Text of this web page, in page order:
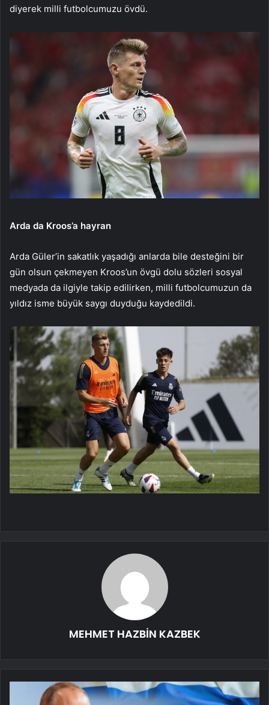
diyerek milli futbolcumuzu övdü.
Arda da Kroos’a hayran
Arda Güler’in sakatlık yaşadığı anlarda bile desteğini bir
gün olsun çekmeyen Kroos’un övgü dolu sözleri sosyal
medyada da ilgiyle takip edilirken, milli futbolcumuzun da
yıldız isme büyük saygı duyduğu kaydedildi.
MEHMET HAZBİN KAZBEK